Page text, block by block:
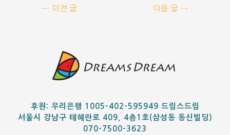
←이전 글 다음 글→
후원: 우리은행 1005-402-595949 드림스드림
서울시 강남구 테헤란로 409, 4층1호(삼성동 동신빌딩)
070-7500-3623